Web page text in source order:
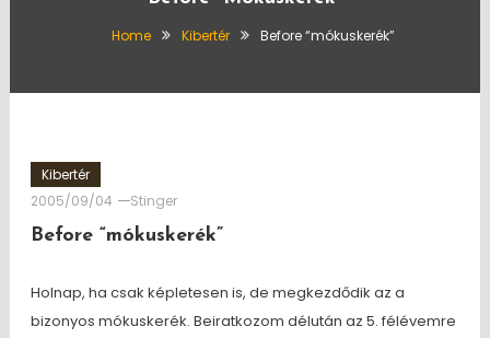
Home Kibertér Before “mókuskerék”
Kibertér
2005/09/04
Stinger
Before “mókuskerék”
Holnap, ha csak képletesen is, de megkezdődik az a
bizonyos mókuskerék. Beiratkozom délután az 5. félévemre